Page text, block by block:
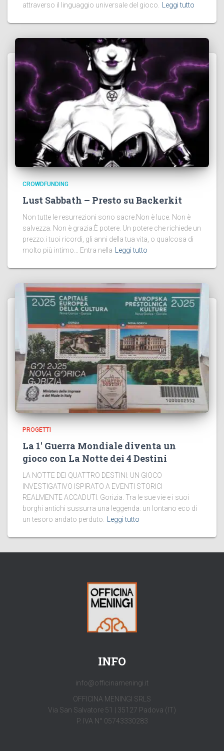
attraverso il linguaggio universale del gioco.
Leggi tutto
CROWDFUNDING
Lust Sabbath – Presto su Backerkit
Non tutte le resurrezioni sono sacre.Non è luce. Non è
salvezza. Non è grazia.È potere. Un potere che richiede un
prezzo:i tuoi ricordi, gli anni della tua vita, o qualcosa di
molto più intimo… Entra nella Leggi tutto
PROGETTI
La 1′ Guerra Mondiale diventa un
gioco con La Notte dei 4 Destini
LA NOTTE DEI QUATTRO DESTINI: UN GIOCO
INVESTIGATIVO ISPIRATO A EVENTI STORICI
REALMENTE ACCADUTI. Gorizia. Tra le sue vie e i suoi
borghi antichi sussurra una leggenda: un lontano eco di
un tesoro andato perduto.
Leggi tutto
INFO
info@officinameningi.it
OFFICINA MENINGI SRLS
Via San Salvatore 51 | 35127 Padova (IT)
P. IVA N° 05743330283